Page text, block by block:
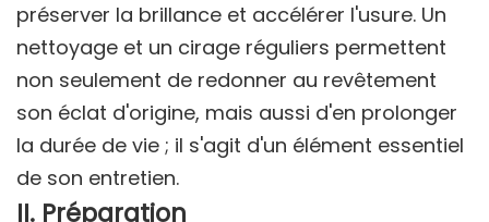
préserver la brillance et accélérer l'usure. Un
nettoyage et un cirage réguliers permettent
non seulement de redonner au revêtement
son éclat d'origine, mais aussi d'en prolonger
la durée de vie ; il s'agit d'un élément essentiel
de son entretien.
II. Préparation